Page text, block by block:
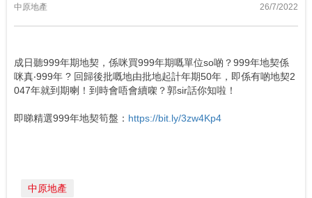
中原地產 26/7/2022
成日聽999年期地契，係咪買999年期嘅單位so啲？999年地契係
咪真‧999年 ? 回歸後批嘅地由批地起計年期50年，即係有啲地契2
047年就到期喇！到時會唔會續㗎？郭sir話你知啦！
即睇精選999年地契筍盤： https://bit.ly/3zw4Kp4
中原地產